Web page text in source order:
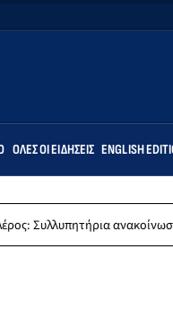
ΌΛΕΣ ΟΙ ΕΙΔΉΣΕΙΣ ENGLISH
ανακοίνωση του